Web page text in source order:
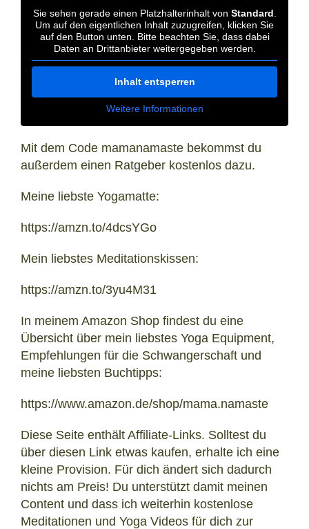
Sie sehen gerade einen Platzhalterinhalt von Standard
Um auf den eigentlichen Inhalt zuzugreifen, klicken Sie
auf den Button unten. Bitte beachten Sie, dass dabei
Daten an Drittanbieter weitergegeben werden.
Inhalt entsperren
Weitere Informationen
Mit dem Code mamanamaste bekommst du
außerdem einen Ratgeber kostenlos dazu.
Meine liebste Yogamatte:
https://amzn.to/4dcsYGo
Mein liebstes Meditationskissen:
https://amzn.to/3yu4M31
In meinem Amazon Shop findest du eine
Übersicht über mein liebstes Yoga Equipment,
Empfehlungen für die Schwangerschaft und
meine liebsten Buchtipps:
https://www.amazon.de/shop/mama.namaste
Diese Seite enthält Affiliate-Links. Solltest du
über diesen Link etwas kaufen, erhalte ich eine
kleine Provision. Für dich ändert sich dadurch
nichts am Preis! Du unterstützt damit meinen
Content und dass ich weiterhin kostenlose
Meditationen und Yoga Videos für dich zur